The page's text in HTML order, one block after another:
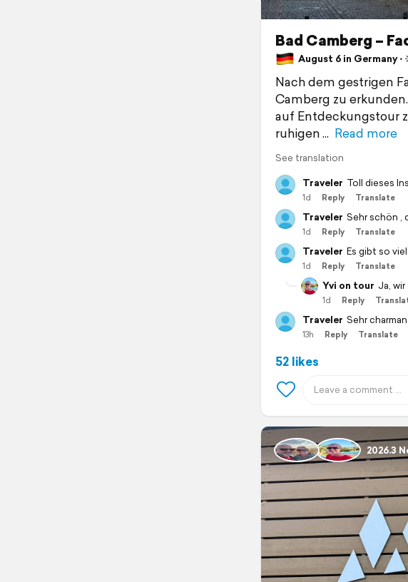
Bad Camberg –
August 6 in Germany ⋅
Nach dem gestrigen
Camberg zu
auf Entdeckungstour
ruhigen
Read more
See translation
Traveler Toll dieses
1d Reply Translate
Traveler Sehr schön ,
1d Reply Translate
Traveler Es gibt so
1d Reply Translate
Yvi on tour Ja,
1d Reply
Traveler Sehr
13h Reply Translate
52 likes
2026.3